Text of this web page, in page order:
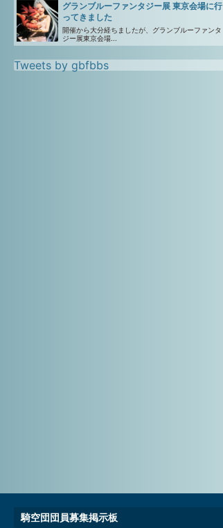
グランブルーファンタジー展 東京会場に行
ってきました
開催から大分経ちましたが、グランブルーファンタ
ジー展東京会場...
Tweets by gbfbbs
騎空団団員募集掲示板